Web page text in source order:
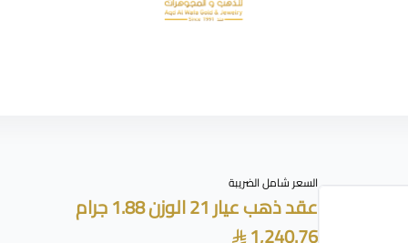
السعر شامل الضريبة
عقد ذهب عيار 21 الوزن 1.88 جرام
1,240.76